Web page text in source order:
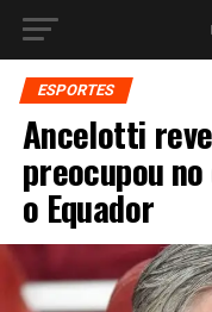
ESPORTES
Ancelotti
preocupou
o Equador